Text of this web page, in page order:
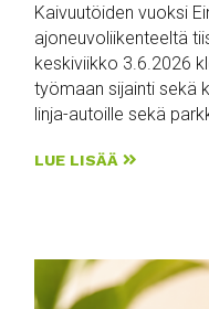
Kaivuutöiden vuoksi
ajoneuvoliikenteeltä
keskiviikko 3.6.2026
työmaan sijainti sekä
linja-autoille sekä
LUE LISÄÄ